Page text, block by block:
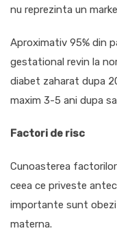
nu reprezinta un
Aproximativ 95% din
gestational revin la
diabet zaharat dupa
maxim 3-5 ani dupa
Factori de risc
Cunoasterea
ceea ce priveste
importante sunt
materna.